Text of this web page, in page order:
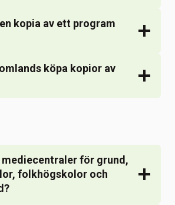
kopia av ett program
köpa kopior av
för grund,
folkhögskolor och